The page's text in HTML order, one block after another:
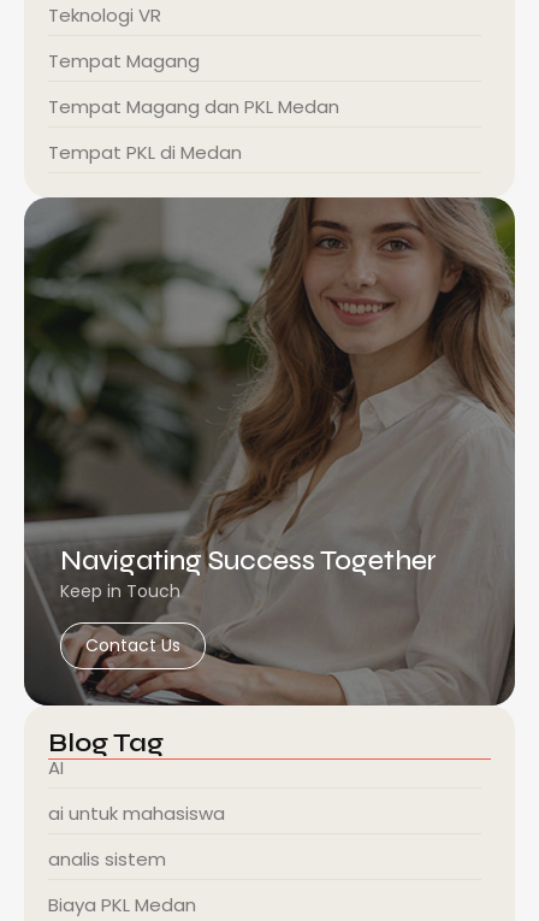
Teknologi VR
Tempat Magang
Tempat Magang dan PKL Medan
Tempat PKL di Medan
Navigating Success Together
Keep in Touch
Contact Us
Blog Tag
AI
ai untuk mahasiswa
analis sistem
Biaya PKL Medan